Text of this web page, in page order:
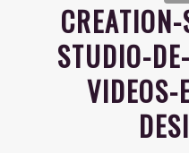
STUDIO-
VIDEOS-